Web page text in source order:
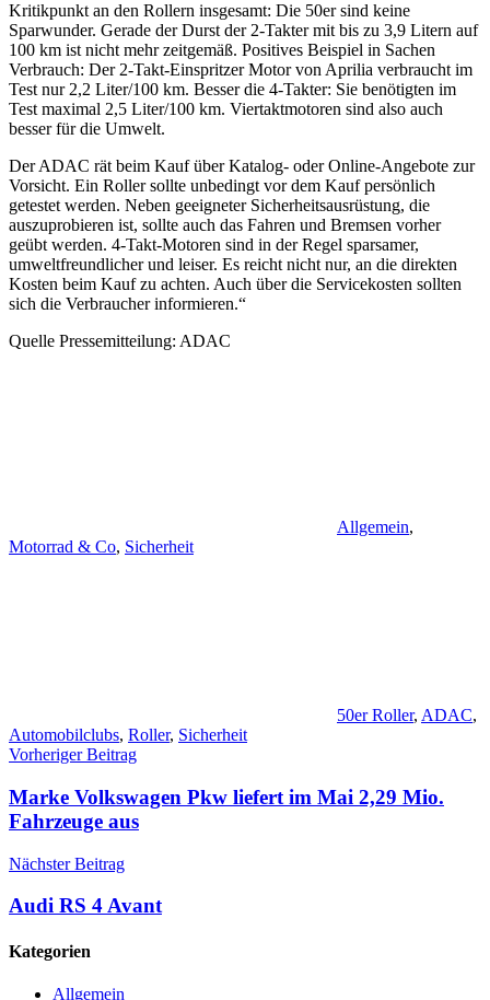
Kritikpunkt an den Rollern insgesamt: Die 50er sind keine
Sparwunder. Gerade der Durst der 2-Takter mit bis zu 3,9 Litern auf
100 km ist nicht mehr zeitgemäß. Positives Beispiel in Sachen
Verbrauch: Der 2-Takt-Einspritzer Motor von Aprilia verbraucht im
Test nur 2,2 Liter/100 km. Besser die 4-Takter: Sie benötigten im
Test maximal 2,5 Liter/100 km. Viertaktmotoren sind also auch
besser für die Umwelt.
Der ADAC rät beim Kauf über Katalog- oder Online-Angebote zur
Vorsicht. Ein Roller sollte unbedingt vor dem Kauf persönlich
getestet werden. Neben geeigneter Sicherheitsausrüstung, die
auszuprobieren ist, sollte auch das Fahren und Bremsen vorher
geübt werden. 4-Takt-Motoren sind in der Regel sparsamer,
umweltfreundlicher und leiser. Es reicht nicht nur, an die direkten
Kosten beim Kauf zu achten. Auch über die Servicekosten sollten
sich die Verbraucher informieren.“
Quelle Pressemitteilung: ADAC
Allgemein,
Motorrad & Co, Sicherheit
50er Roller, ADAC,
Automobilclubs, Roller, Sicherheit
Beitragsnavigation
Vorheriger Beitrag
Marke Volkswagen Pkw liefert im Mai 2,29 Mio.
Fahrzeuge aus
Nächster Beitrag
Audi RS 4 Avant
Kategorien
Allgemein